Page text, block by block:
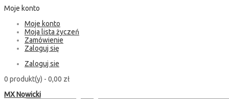
Moje konto
Moje konto
Moja lista życzeń
Zamówienie
Zaloguj się
Zaloguj sie
0 produkt(y) - 0,00 zł
MX Nowicki